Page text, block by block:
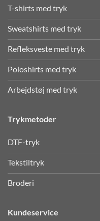
T-shirts med tryk
Sweatshirts med tryk
Refleksveste med tryk
Poloshirts med tryk
Arbejdstøj med tryk
Trykmetoder
DTF-tryk
Tekstiltryk
Broderi
Kundeservice